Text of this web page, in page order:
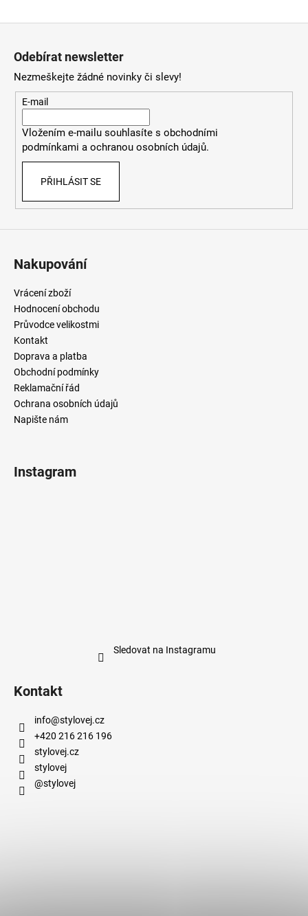
Odebírat newsletter
Nezmeškejte žádné novinky či slevy!
E-mail
Vložením e-mailu souhlasítes obchodními
podmínkami a ochranou osobních údajů.
PŘIHLÁSIT SE
Nakupování
Vrácení zboží
Hodnocení obchodu
Průvodce velikostmi
Kontakt
Doprava a platba
Obchodní podmínky
Reklamační řád
Ochrana osobních údajů
Napište nám
Instagram
Sledovat na Instagramu
Kontakt
info@stylovej.cz
+420 216 216 196
stylovej.cz
stylovej
@stylovej